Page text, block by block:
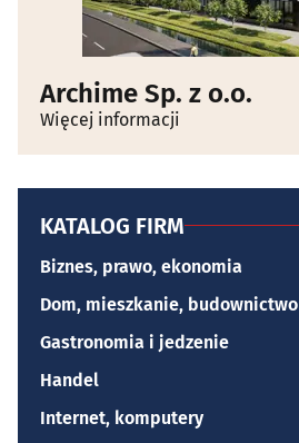
Archime Sp. z o.o.
Więcej informacji
KATALOG FIRM
Biznes, prawo, ekonomia
Dom, mieszkanie, budownictwo
Gastronomia i jedzenie
Handel
Internet, komputery